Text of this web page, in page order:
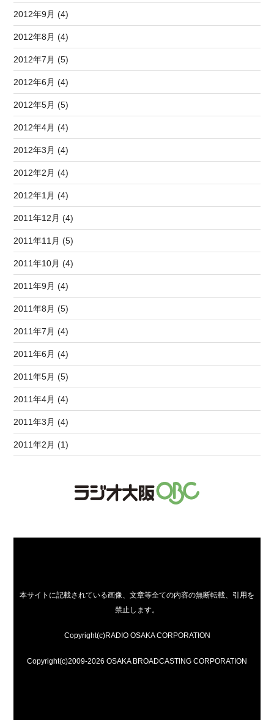
2012年9月 (4)
2012年8月 (4)
2012年7月 (5)
2012年6月 (4)
2012年5月 (5)
2012年4月 (4)
2012年3月 (4)
2012年2月 (4)
2012年1月 (4)
2011年12月 (4)
2011年11月 (5)
2011年10月 (4)
2011年9月 (4)
2011年8月 (5)
2011年7月 (4)
2011年6月 (4)
2011年5月 (5)
2011年4月 (4)
2011年3月 (4)
2011年2月 (1)
本サイトに記載されている画像、文章等全ての内容の無断転載、引用を
禁止します。
Copyright(c)RADIO OSAKA CORPORATION
Copyright(c)2009-2026 OSAKA BROADCASTING CORPORATION